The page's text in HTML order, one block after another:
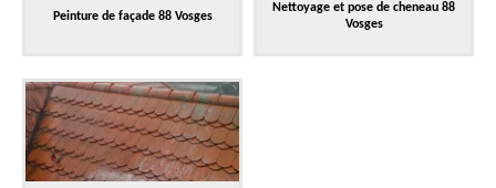
Peinture de façade 88 Vosges
Nettoyage et pose de cheneau 88
Vosges